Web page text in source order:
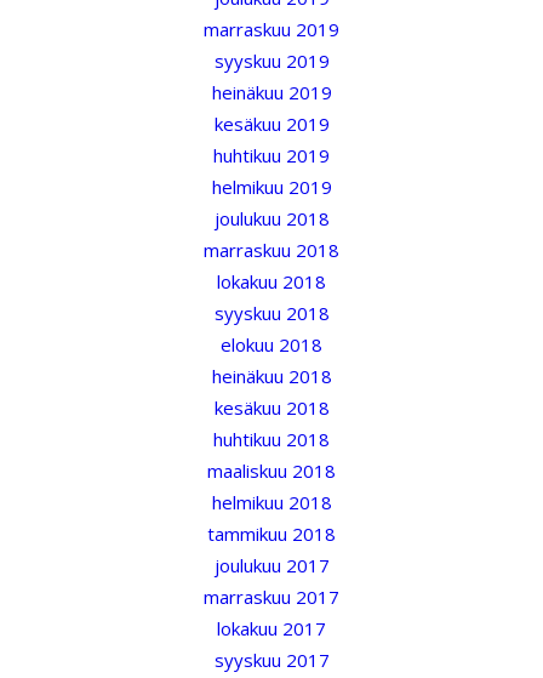
marraskuu 2019
syyskuu 2019
heinäkuu 2019
kesäkuu 2019
huhtikuu 2019
helmikuu 2019
joulukuu 2018
marraskuu 2018
lokakuu 2018
syyskuu 2018
elokuu 2018
heinäkuu 2018
kesäkuu 2018
huhtikuu 2018
maaliskuu 2018
helmikuu 2018
tammikuu 2018
joulukuu 2017
marraskuu 2017
lokakuu 2017
syyskuu 2017